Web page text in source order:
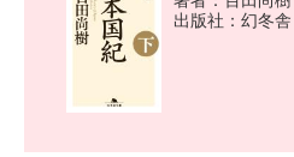
出版社：幻冬舎